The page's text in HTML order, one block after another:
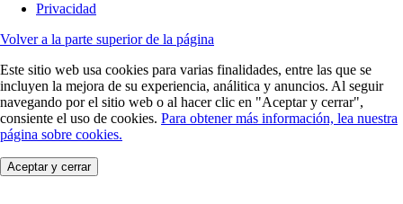
Privacidad
Volver a la parte superior de la página
Este sitio web usa cookies para varias finalidades, entre las que se
incluyen la mejora de su experiencia, análitica y anuncios. Al seguir
navegando por el sitio web o al hacer clic en "Aceptar y cerrar",
consiente el uso de cookies. Para obtener más información, lea nuestra
página sobre cookies.
Aceptar y cerrar